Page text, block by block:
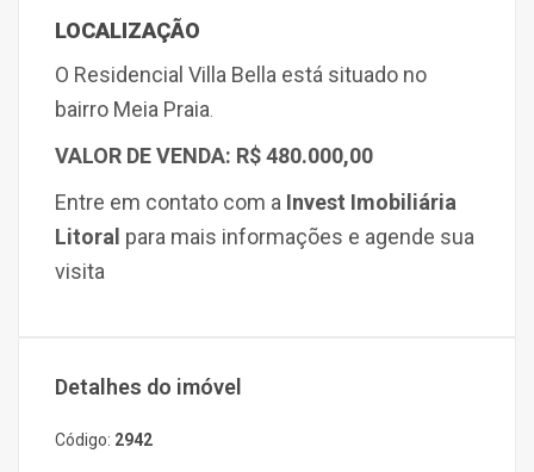
LOCALIZAÇÃO
O Residencial Villa Bella está situado no
bairro Meia Praia
VALOR DE VENDA: R$ 480.000,00
Entre em contato com a Invest Imobiliária
Litoral para mais informações e agende sua
visita
Detalhes do imóvel
Código: 2942